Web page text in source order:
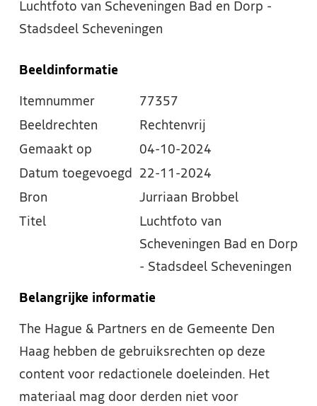
Luchtfoto van Scheveningen Bad en Dorp -
Stadsdeel Scheveningen
Beeldinformatie
Itemnummer
77357
Beeldrechten
Rechtenvrij
Gemaakt op
04-10-2024
Datum toegevoegd
22-11-2024
Bron
Jurriaan Brobbel
Titel
Luchtfoto van
Scheveningen Bad en Dorp
- Stadsdeel Scheveningen
Belangrijke informatie
The Hague & Partners en de Gemeente Den
Haag hebben de gebruiksrechten op deze
content voor redactionele doeleinden. Het
materiaal mag door derden niet voor